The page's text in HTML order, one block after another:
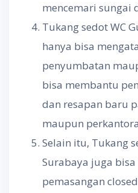
mencemari sungai
Tukang sedot WC
hanya bisa
penyumbatan
bisa membantu
dan resapan baru
maupun
Selain itu, Tukang
Surabaya juga
pemasangan